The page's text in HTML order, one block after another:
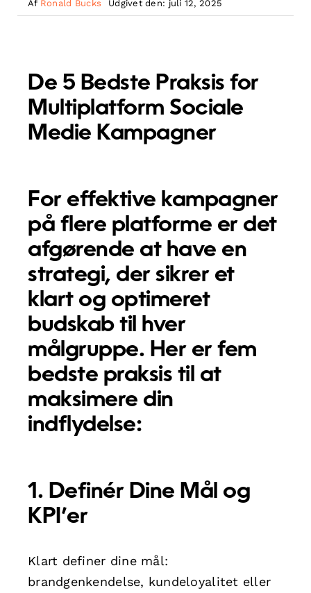
Af Ronald Bucks Udgivet den: juli 12, 2025
De 5 Bedste Praksis for
Multiplatform Sociale
Medie Kampagner
For effektive kampagner
på flere platforme er det
afgørende at have en
strategi, der sikrer et
klart og optimeret
budskab til hver
målgruppe. Her er fem
bedste praksis til at
maksimere din
indflydelse:
1. Definér Dine Mål og
KPI’er
Klart definer dine mål:
brandgenkendelse, kundeloyalitet eller